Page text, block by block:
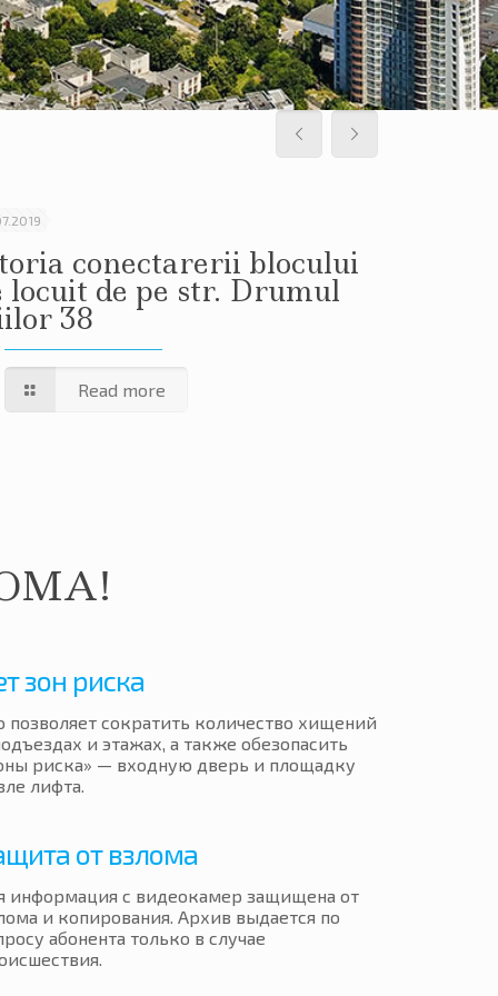
conectarerii blocului
locuit de pe str. Drumul
38
Read more
зон риска
позволяет сократить количество хищений
и этажах, а также обезопасить
риска» — входную дверь и площадку
лифта.
от взлома
информация с видеокамер защищена от
и копирования. Архив выдается по
абонента только в случае